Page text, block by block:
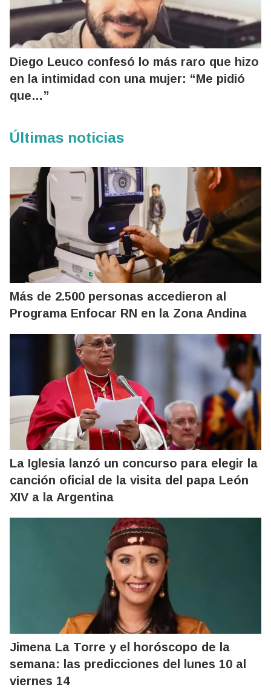
Diego Leuco confesó lo más raro que hizo
en la intimidad con una mujer: “Me pidió
que…”
Últimas noticias
Más de 2.500 personas accedieron al
Programa Enfocar RN en la Zona Andina
La Iglesia lanzó un concurso para elegir la
canción oficial de la visita del papa León
XIV a la Argentina
Jimena La Torre y el horóscopo de la
semana: las predicciones del lunes 10 al
viernes 14